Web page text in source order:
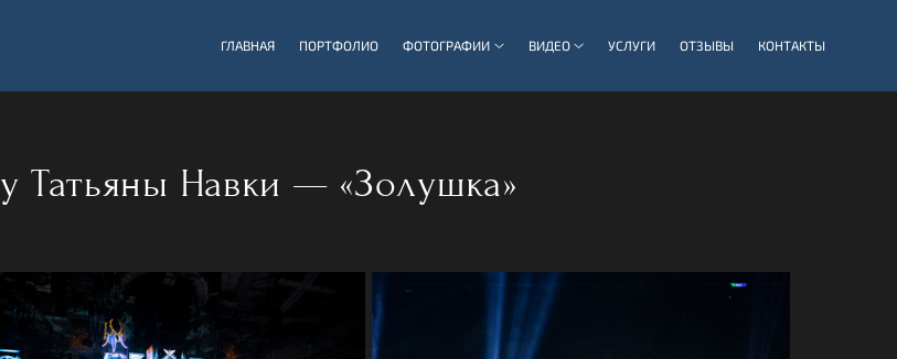
ГЛАВНАЯ ПОРТФОЛИО ФОТОГРАФИИ ВИДЕО УСЛУГИ ОТЗЫВЫ КОНТАКТЫ
Татьяны Навки — «Золушка»